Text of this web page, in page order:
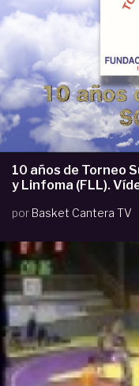
10 años de Torneo
y Linfoma (FLL).
por Basket Cantera TV